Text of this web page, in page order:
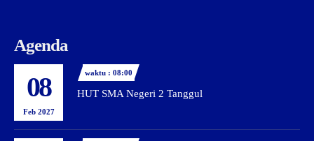
Agenda
08
Feb 2027
waktu : 08:00
HUT SMA Negeri 2 Tanggul